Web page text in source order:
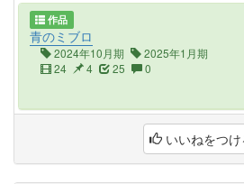
作品
青のミブロ
2024年10月期
2025年1月期
24
4 25 0
いいねをつけ